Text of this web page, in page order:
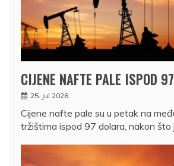
CIJENE NAFTE PALE ISPOD
25. jul 2026.
Cijene nafte pale su u petak na
tržištima ispod 97 dolara, nakon što